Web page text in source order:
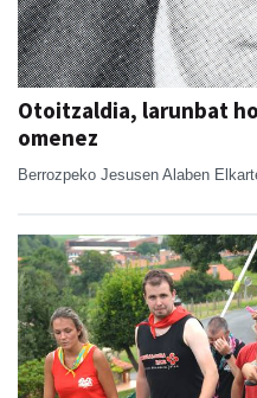
Otoitzaldia, larunbat
omenez
Berrozpeko Jesusen Alaben